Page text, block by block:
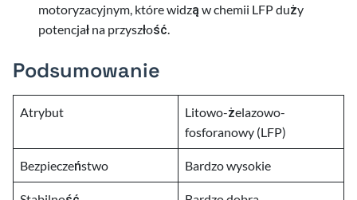
motoryzacyjnym, które widzą w chemii LFP duży
potencjał na przyszłość.
Podsumowanie
Atrybut
Litowo-żelazowo-
fosforanowy (LFP)
Bezpieczeństwo Bardzo wysokie